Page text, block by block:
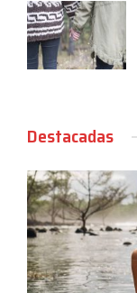
Destacadas